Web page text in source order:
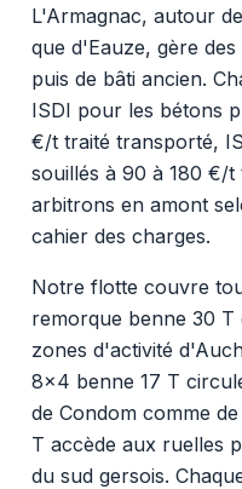
L'Armagnac, autour
que d'Eauze, gère
puis de bâti ancien.
ISDI pour les bétons
€/t traité transporté,
souillés à 90 à 180 €/
arbitrons en amont
cahier des charges.
Notre flotte couvre
remorque benne 30 T
zones d'activité
8x4 benne 17 T
de Condom comme
T accède aux ruelles
du sud gersois.